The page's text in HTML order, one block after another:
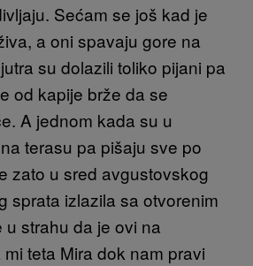
Sećam se još kad je
a oni spavaju gore na
su dolazili toliko pijani pa
od kapije brže da se
A jednom kada su u
terasu pa pišaju sve po
zato u sred avgustovskog
sprata izlazila sa otvorenim
strahu da je ovi na
teta Mira dok nam pravi